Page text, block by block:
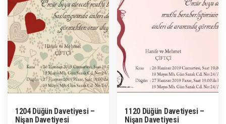
1204 Düğün Davetiyesi –
Nişan Davetiyesi
1120 Düğün Davetiyesi –
Nişan Davetiyesi